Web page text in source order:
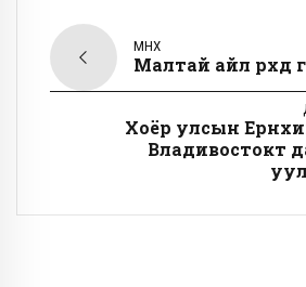
ӨМНӨХ
Малтай айл өрхөд
Хоёр улсын
Владивостокт